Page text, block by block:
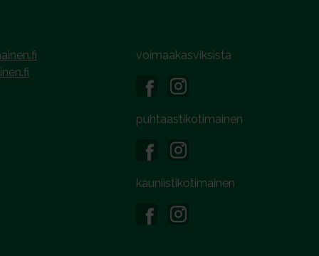
voimaakasviksista
puhtaastikotimainen
kauniistikotimainen